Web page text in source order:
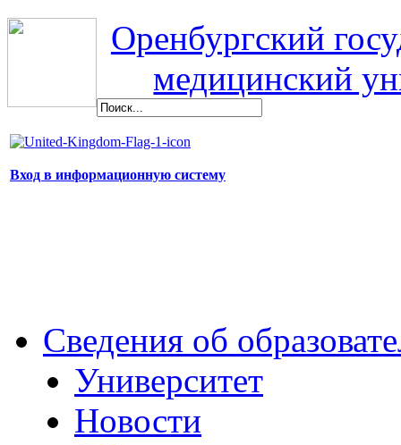
Оренбургский
медицинский
Вход в информационную систему
Сведения об
Университет
Новости